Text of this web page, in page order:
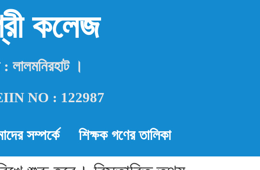
কলেজ
লালমনিরহাট ।
EIIN NO : 122987
সম্পর্কে শিক্ষক গণের তালিকা